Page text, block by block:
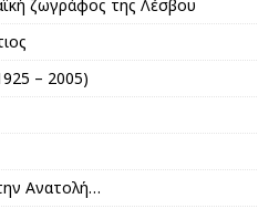
ζωγράφος της Λέσβου
– 2005)
Ανατολή…